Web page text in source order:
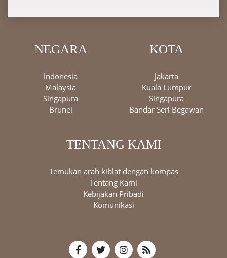
NEGARA
Indonesia
Malaysia
Singapura
Brunei
KOTA
Jakarta
Kuala Lumpur
Singapura
Bandar Seri Begawan
TENTANG KAMI
Temukan arah kiblat dengan kompas
Tentang Kami
Kebijakan Pribadi
Komunikasi